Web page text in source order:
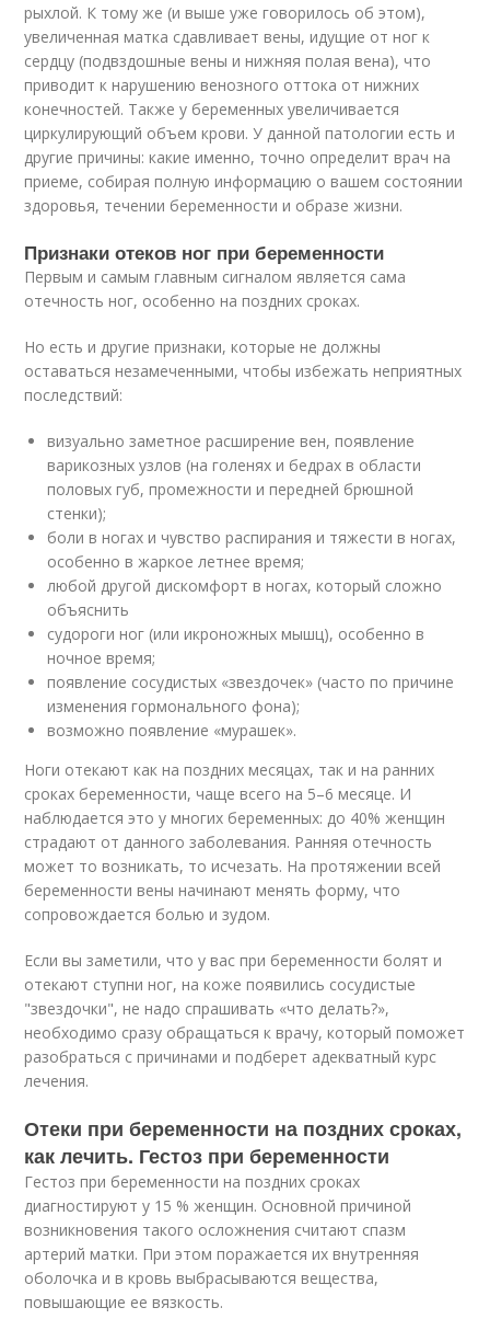
рыхлой. К тому же (и выше уже говорилось об этом),
увеличенная матка сдавливает вены, идущие от ног к
сердцу (подвздошные вены и нижняя полая вена), что
приводит к нарушению венозного оттока от нижних
конечностей. Также у беременных увеличивается
циркулирующий объем крови. У данной патологии есть и
другие причины: какие именно, точно определит врач на
приеме, собирая полную информацию о вашем состоянии
здоровья, течении беременности и образе жизни.
Признаки отеков ног при беременности
Первым и самым главным сигналом является сама
отечность ног, особенно на поздних сроках.
Но есть и другие признаки, которые не должны
оставаться незамеченными, чтобы избежать неприятных
последствий:
визуально заметное расширение вен, появление
варикозных узлов (на голенях и бедрах в области
половых губ, промежности и передней брюшной
стенки);
боли в ногах и чувство распирания и тяжести в ногах,
особенно в жаркое летнее время;
любой другой дискомфорт в ногах, который сложно
объяснить
судороги ног (или икроножных мышц), особенно в
ночное время;
появление сосудистых «звездочек» (часто по причине
изменения гормонального фона);
возможно появление «мурашек».
Ноги отекают как на поздних месяцах, так и на ранних
сроках беременности, чаще всего на 5–6 месяце. И
наблюдается это у многих беременных: до 40% женщин
страдают от данного заболевания. Ранняя отечность
может то возникать, то исчезать. На протяжении всей
беременности вены начинают менять форму, что
сопровождается болью и зудом.
Если вы заметили, что у вас при беременности болят и
отекают ступни ног, на коже появились сосудистые
"звездочки", не надо спрашивать «что делать?»,
необходимо сразу обращаться к врачу, который поможет
разобраться с причинами и подберет адекватный курс
лечения.
Отеки при беременности на поздних сроках,
как лечить. Гестоз при беременности
Гестоз при беременности на поздних сроках
диагностируют у 15 % женщин. Основной причиной
возникновения такого осложнения считают спазм
артерий матки. При этом поражается их внутренняя
оболочка и в кровь выбрасываются вещества,
повышающие ее вязкость.